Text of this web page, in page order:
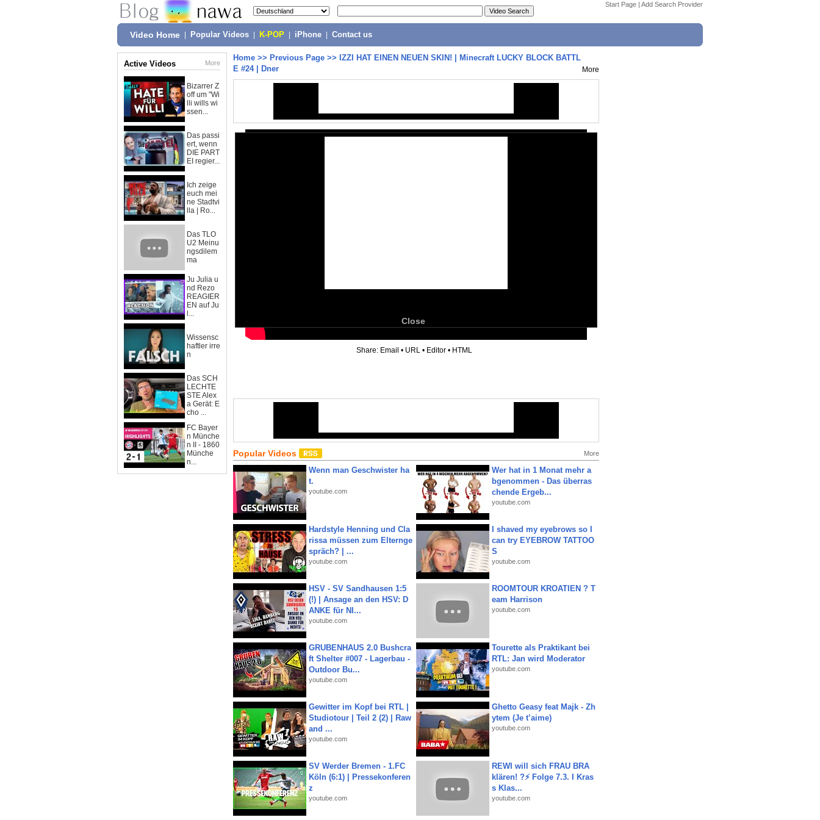
Start Page | Add Search Provider
Video Home Popular Videos K-POP iPhone Contact us
Active Videos More
Bizarrer Z
off um "Wi
lli wills wi
ssen...
Das passi
ert, wenn
DIE PART
EI regier...
Ich zeige
euch mei
ne Stadtvi
lla | Ro...
Das TLO
U2 Meinu
ngsdilem
ma
Ju Julia u
nd Rezo
REAGIER
EN auf Ju
l...
Wissensc
haftler irre
n
Das SCH
LECHTE
STE Alex
a Gerät: E
cho ...
FC Bayer
n Münche
n II - 1860
Münche
n...
Home >> Previous Page >> IZZI HAT EINEN NEUEN SKIN! | Minecraft LUCKY BLOCK BATTL
E #24 | Dner
More
Close
Share: Email • URL • Editor • HTML
Popular Videos More
Wenn man Geschwister ha
t.
youtube.com
Wer hat in 1 Monat mehr a
bgenommen - Das überras
chende Ergeb...
youtube.com
Hardstyle Henning und Cla
rissa müssen zum Elternge
spräch? | ...
youtube.com
I shaved my eyebrows so I
can try EYEBROW TATTOO
S
youtube.com
HSV - SV Sandhausen 1:5
(!) | Ansage an den HSV: D
ANKE für NI...
youtube.com
ROOMTOUR KROATIEN ? T
eam Harrison
youtube.com
GRUBENHAUS 2.0 Bushcra
ft Shelter #007 - Lagerbau -
Outdoor Bu...
youtube.com
Tourette als Praktikant bei
RTL: Jan wird Moderator
youtube.com
Gewitter im Kopf bei RTL |
Studiotour | Teil 2 (2) | Raw
and ...
youtube.com
Ghetto Geasy feat Majk - Zh
ytem (Je t’aime)
youtube.com
SV Werder Bremen - 1.FC
Köln (6:1) | Pressekonferen
z
youtube.com
REWI will sich FRAU BRA
klären! ?⚡️ Folge 7.3. I Kras
s Klas...
youtube.com